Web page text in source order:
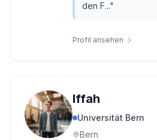
den F..."
Profil ansehen
Iffah
Universität Bern
Bern